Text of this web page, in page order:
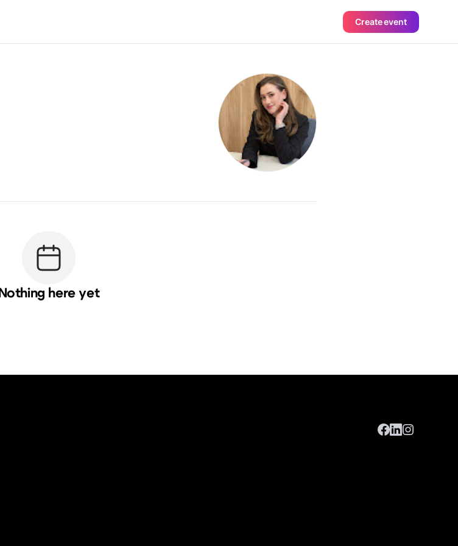
Create event
Nothing here yet